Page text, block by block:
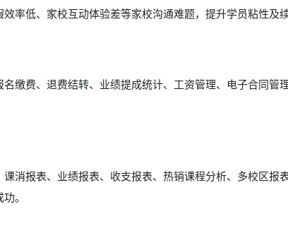
率低、家校互动体验差等家校沟通难题，提升学员粘性及续
缴费、退费结转、业绩提成统计、工资管理、电子合同管
消报表、业绩报表、收支报表、热销课程分析、多校区报
。